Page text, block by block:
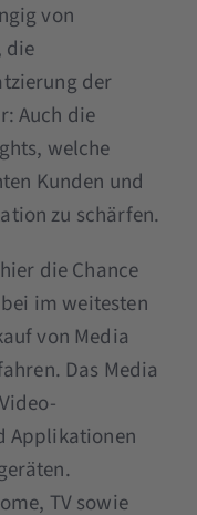
von
die
der
Auch die
welche
Kunden und
zu schärfen.
die Chance
im weitesten
von Media
Das Media
Applikationen
TV sowie